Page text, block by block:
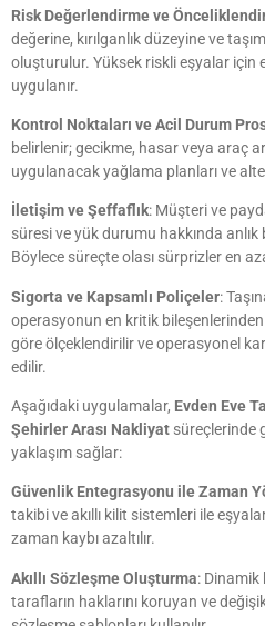
Risk Değerlendirme ve
değerine, kırılganlık düzeyine ve
oluşturulur. Yüksek riskli eşyalar için
uygulanır.
Kontrol Noktaları ve Acil Durum
belirlenir; gecikme, hasar veya araç
uygulanacak yağlama planları ve
İletişim ve Şeffaflık: Müşteri ve
süresi ve yük durumu hakkında
Böylece süreçte olası sürprizler en
Sigorta ve Kapsamlı Poliçeler:
operasyonun en kritik
göre ölçeklendirilir ve operasyonel
edilir.
Aşağıdaki uygulamalar, Evden Eve
Şehirler Arası Nakliyat süreçlerinde
yaklaşım sağlar:
Güvenlik Entegrasyonu ile Zaman
takibi ve akıllı kilit sistemleri ile
zaman kaybı azaltılır.
Akıllı Sözleşme Oluşturma:
tarafların haklarını koruyan ve